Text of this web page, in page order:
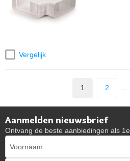
Vergelijk
1 2 ...
Aanmelden nieuwsbrief
Ontvang de beste aanbiedingen als 1e